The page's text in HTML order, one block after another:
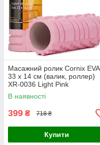
Масажний ролик Cornix EVA
33 x 14 см (валик, роллер)
XR-0036 Light Pink
В наявності
399 ₴ 718 ₴
Купити